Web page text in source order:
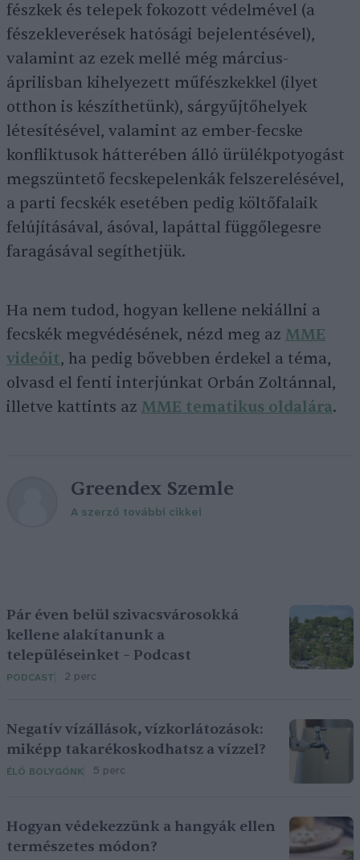
fészkek és telepek fokozott védelmével (a
fészekleverések hatósági bejelentésével),
valamint az ezek mellé még március-
áprilisban kihelyezett műfészkekkel (ilyet
otthon is készíthetünk), sárgyűjtőhelyek
létesítésével, valamint az ember-fecske
konfliktusok hátterében álló ürülékpotyogást
megszüntető fecskepelenkák felszerelésével,
a parti fecskék esetében pedig költőfalaik
felújításával, ásóval, lapáttal függőlegesre
faragásával segíthetjük.
Ha nem tudod, hogyan kellene nekiállni a
fecskék megvédésének, nézd meg az MME
videóit, ha pedig bővebben érdekel a téma,
olvasd el fenti interjúnkat Orbán Zoltánnal,
illetve kattints az MME tematikus oldalára.
Greendex Szemle
A szerző további cikkei
Pár éven belül szivacsvárosokká
kellene alakítanunk a
településeinket – Podcast
PODCAST 2 perc
Negatív vízállások, vízkorlátozások:
miképp takarékoskodhatsz a vízzel?
ÉLŐ BOLYGÓNK 5 perc
Hogyan védekezzünk a hangyák ellen
természetes módon?